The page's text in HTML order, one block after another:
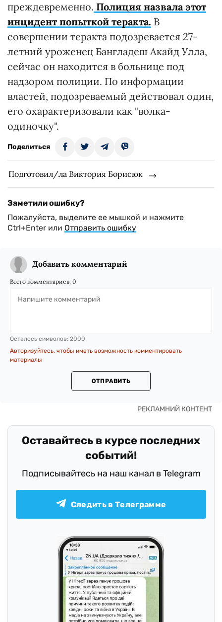
преждевременно. Полиция назвала этот
инцидент попыткой теракта. В
совершении теракта подозревается 27-
летний уроженец Бангладеш Акайд Улла,
сейчас он находится в больнице под
надзором полиции. По информации
властей, подозреваемый действовал один,
его охарактеризовали как "волка-
одиночку".
Поделиться
Подготовил/ла Виктория Борисюк
Заметили ошибку?
Пожалуйста, выделите ее мышкой и нажмите
Ctrl+Enter или Отправить ошибку
Добавить комментарий
Всего комментариев: 0
Осталось символов: 2000
Авторизуйтесь, чтобы иметь возможность комментировать
материалы
ОТПРАВИТЬ
Оставайтесь в курсе последних
событий!
Подписывайтесь на наш канал в Telegram
Следить в Телеграмме